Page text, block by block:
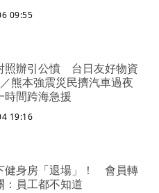
09:55
照辦引公憤 台日友好物資
熊本強震災民擠汽車過夜
時間跨海急援
19:16
健身房「退場」！ 會員轉
：員工都不知道